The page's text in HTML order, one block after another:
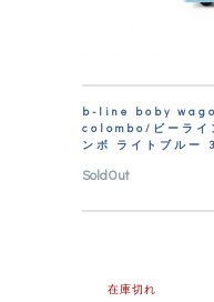
b-line boby
colombo/ビーライ
ンボ ライトブルー
SoldOut
在庫切れ